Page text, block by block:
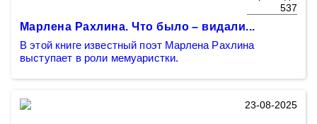
537
Марлена Рахлина. Что было – видали...
В этой книге известный поэт Марлена Рахлина
выступает в роли мемуаристки.
23-08-2025